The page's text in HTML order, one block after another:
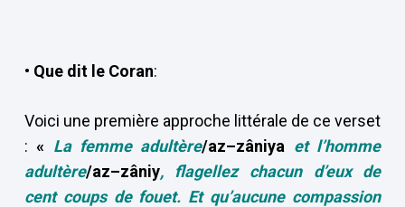
• Que dit le Coran:
Voici une première approche littérale de ce verset
:« La femme adultère/az–zâniya et l’homme
adultère/az–zâniy, flagellez chacun d’eux de
cent coups de fouet. Et qu’aucune compassion